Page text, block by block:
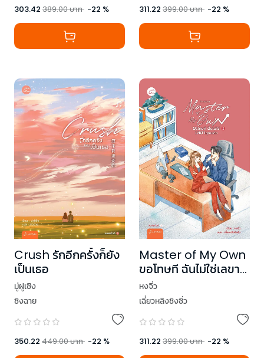
303.42 389.00บาท -22 % 311.22 399.00บาท -22 %
Crush รักอีกครั้งก็ยัง
เป็นเธอ
มู่ฝูเซิง
ซิงฉาย
350.22 449.00บาท -22 %
Master of My Own
ขอโทษที ฉันไม่ใช่เลขา
คุณแล้ว เล่ม 2
หงจิ่ว
เฉี่ยวหลิงชิงซิ่ว
311.22 399.00บาท -22 %